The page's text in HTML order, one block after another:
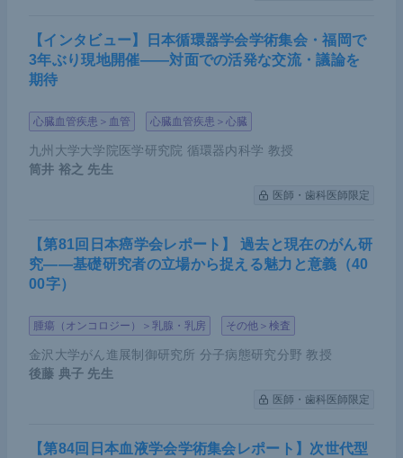
【インタビュー】日本循環器学会学術集会・福岡で
3年ぶり現地開催――対面での活発な交流・議論を
期待
心臓血管疾患＞血管 心臓血管疾患＞心臓
九州大学大学院医学研究院 循環器内科学 教授
筒井 裕之 先生
医師・歯科医師限定
【第81回日本癌学会レポート】 過去と現在のがん研
究――基礎研究者の立場から捉える魅力と意義（40
00字）
腫瘍（オンコロジー）＞乳腺・乳房 その他＞検査
金沢大学がん進展制御研究所 分子病態研究分野 教授
後藤 典子 先生
医師・歯科医師限定
【第84回日本血液学会学術集会レポート】次世代型